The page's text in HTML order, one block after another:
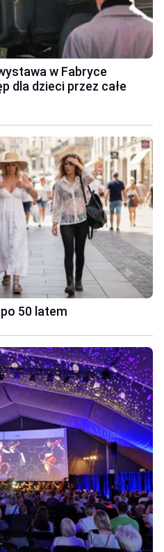
w Fabryce
dla dzieci przez całe
50 latem